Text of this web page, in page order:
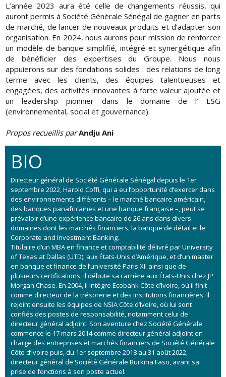
L’année 2023 aura été celle de changements réussis, qui
auront permis à Société Générale Sénégal de gagner en parts
de marché, de lancer de nouveaux produits et d’adapter son
organisation. En 2024, nous aurons pour mission de renforcer
un modèle de banque simplifié, intégré et synergétique afin
de bénéficier des expertises du Groupe. Nous nous
appuierons sur des fondations solides : des relations de long
terme avec les clients, des équipes talentueuses et
engagées, des activités innovantes à forte valeur ajoutée et
un leadership pionnier dans le domaine de l’ ESG
(environnemental, social et gouvernance).
Propos recueillis par Andju Ani
BIO
Directeur général de Société Générale Sénégal depuis le 1er
septembre 2022, Harold Coffi, qui a eu l’opportunité d’exercer dans
des environnements différents – le marché bancaire américain,
des banques panafricaines et une banque française –, peut se
prévaloir d’une expérience bancaire de 26 ans dans divers
domaines dont les marchés financiers, la banque de détail et le
Corporate and Investment Banking.
Titulaire d’un MBA en finance et comptabilité délivré par University
of Texas at Dallas (UTD), aux États-Unis d’Amérique, et d’un master
en banque et finance de l’université Paris XII ainsi que de
plusieurs certifications, il débute sa carrière aux États-Unis chez JP
Morgan Chase. En 2004, il intègre Ecobank Côte d’Ivoire, où il finit
comme directeur de la trésorerie et des institutions financières. Il
rejoint ensuite les équipes de NSIA Côte d’Ivoire, où lui sont
confiés des postes de responsabilité, notamment celui de
directeur général adjoint. Son aventure chez Société Générale
commence le 17 mars 2014 comme directeur général adjoint en
charge des entreprises et marchés financiers de Société Générale
Côte d’Ivoire puis, du 1er septembre 2018 au 31 août 2022,
directeur général de Société Générale Burkina Faso, avant sa
prise de fonctions à son poste actuel.